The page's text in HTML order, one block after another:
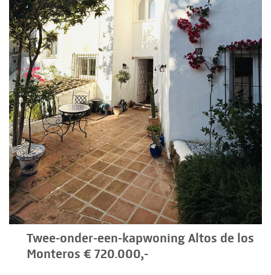
Twee-onder-een-kapwoning Altos de los
Monteros € 720.000,-